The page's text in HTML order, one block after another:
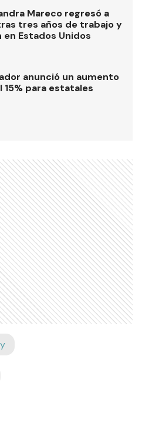
Mareco regresó a
tres años de trabajo y
Estados Unidos
anunció un aumento
15% para estatales